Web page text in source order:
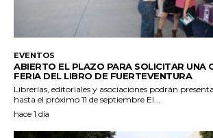
EVENTOS
ABIERTO EL PLAZO PARA SOLICITAR UNA
FERIA DEL LIBRO DE FUERTEVENTURA
Librerías, editoriales y asociaciones podrán
hasta el próximo 11 de septiembre El...
hace 1 día